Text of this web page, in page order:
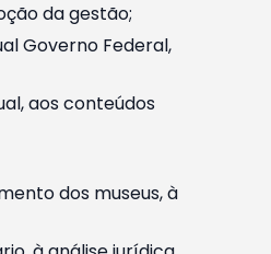
da gestão;
Governo Federal,
aos conteúdos
dos museus, à